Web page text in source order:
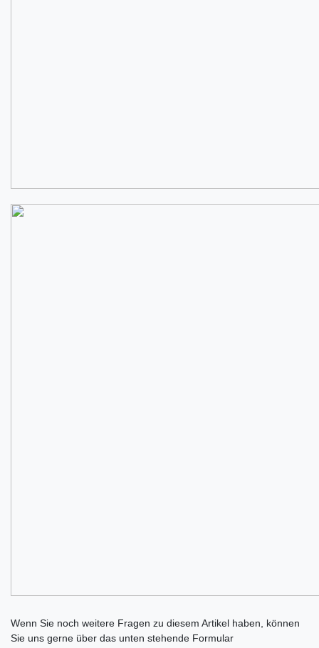
Wenn Sie noch weitere Fragen zu diesem Artikel haben, können
Sie uns gerne über das unten stehende Formular